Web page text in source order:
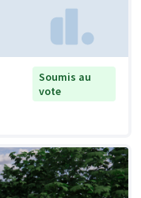
Soumis au
vote